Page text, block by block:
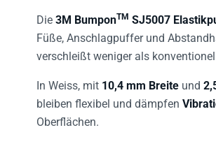
Die 3M BumponTM SJ5007
Füße, Anschlagpuffer und
verschleißt weniger als
In Weiss, mit 10,4 mm Breite und
bleiben flexibel und dämpfen
Oberflächen.